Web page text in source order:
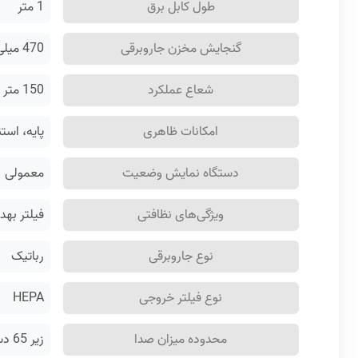
طول کابل برق
1 متر
گنجایش مخزن جاروبرقی
470 میلی لیتر
شعاع عملکرد
150 متر
امکانات ظاهری
پایه،
دستگاه نمایش وضعیت
معمولی
ویژگی‌های نظافتی
فیلتر
نوع جاروبرقی
رباتیک
نوع فیلتر خروجی
HEPA
محدوده میزان صدا
زیر 65 دسی بل